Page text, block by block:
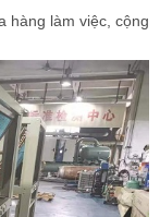
hàng làm việc, cộng